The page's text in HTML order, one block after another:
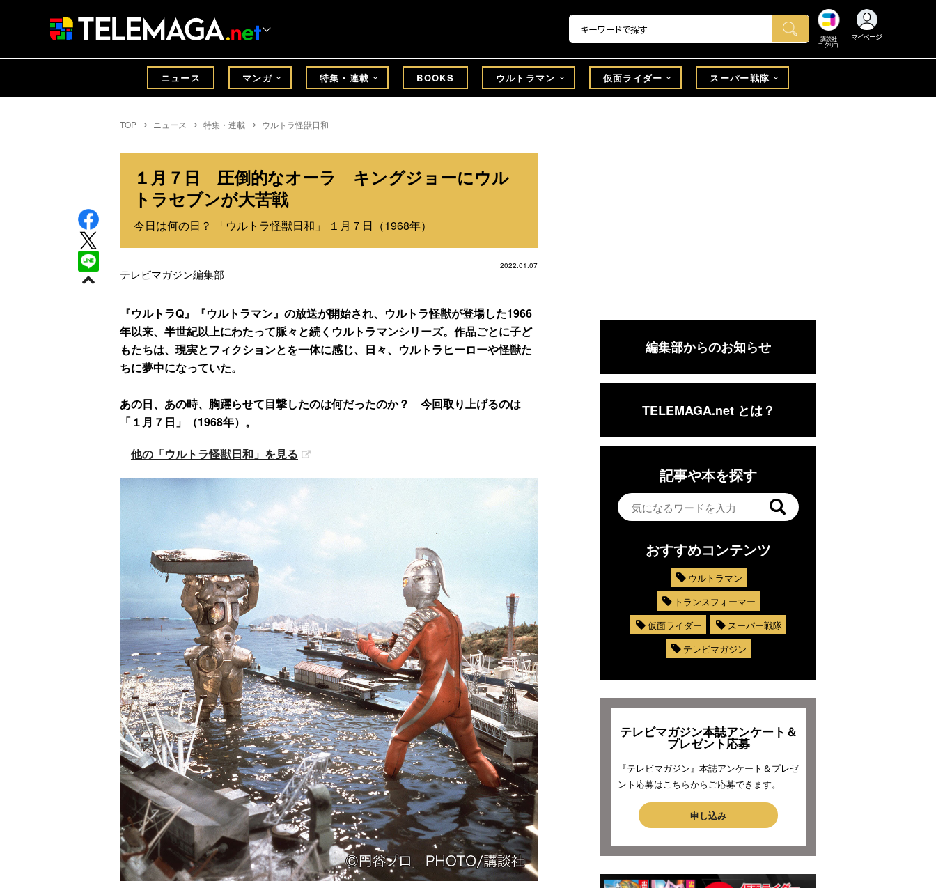
講談社
コクリコ
マイページ
ニュース マンガ 特集・連載 BOOKS ウルトラマン 仮面ライダー スーパー戦隊
TOP ニュース 特集・連載 ウルトラ怪獣日和
１月７日 圧倒的なオーラ キングジョーにウル
トラセブンが大苦戦
今日は何の日？ 「ウルトラ怪獣日和」 １月７日（1968年）
2022.01.07
テレビマガジン編集部
『ウルトラQ』『ウルトラマン』の放送が開始され、ウルトラ怪獣が登場した1966
年以来、半世紀以上にわたって脈々と続くウルトラマンシリーズ。作品ごとに子ど
もたちは、現実とフィクションとを一体に感じ、日々、ウルトラヒーローや怪獣た
ちに夢中になっていた。
あの日、あの時、胸躍らせて目撃したのは何だったのか？ 今回取り上げるのは
「１月７日」（1968年）。
他の「ウルトラ怪獣日和」を見る
編集部からのお知らせ
TELEMAGA.net とは？
記事や本を探す
おすすめコンテンツ
ウルトラマン
トランスフォーマー
仮面ライダー
スーパー戦隊
テレビマガジン
テレビマガジン本誌アンケート＆
プレゼント応募
『テレビマガジン』本誌アンケート＆プレゼ
ント応募はこちらからご応募できます。
申し込み